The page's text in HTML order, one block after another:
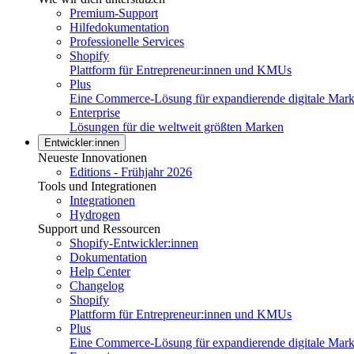
Premium-Support
Hilfedokumentation
Professionelle Services
Shopify
Plattform für Entrepreneur:innen und KMUs
Plus
Eine Commerce-Lösung für expandierende digitale
Enterprise
Lösungen für die weltweit größten Marken
Entwickler:innen
Neueste Innovationen
Editions - Frühjahr 2026
Tools und Integrationen
Integrationen
Hydrogen
Support und Ressourcen
Shopify-Entwickler:innen
Dokumentation
Help Center
Changelog
Shopify
Plattform für Entrepreneur:innen und KMUs
Plus
Eine Commerce-Lösung für expandierende digitale